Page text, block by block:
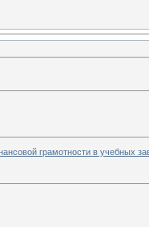
грамотности в учебных